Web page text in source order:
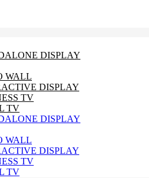
DISPLAY
WALL
DISPLAY
TV
TV
DISPLAY
WALL
DISPLAY
TV
TV